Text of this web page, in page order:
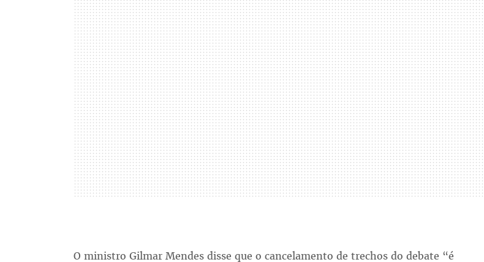
O ministro Gilmar Mendes disse que o cancelamento de trechos do debate “é